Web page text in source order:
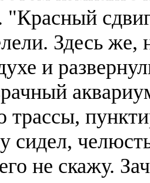
"Красный
Здесь же,
и
трассы,
сидел,
не скажу.